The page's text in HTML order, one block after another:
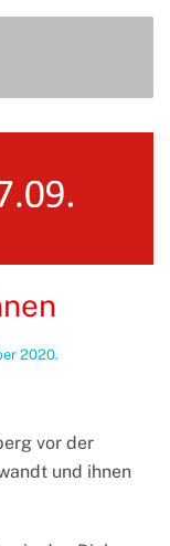
2020.
vor der
und ihnen